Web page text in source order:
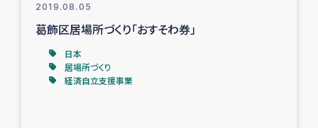
2019.08.05
葛飾区居場所づくり「おすそわ券」
日本
居場所づくり
経済自立支援事業